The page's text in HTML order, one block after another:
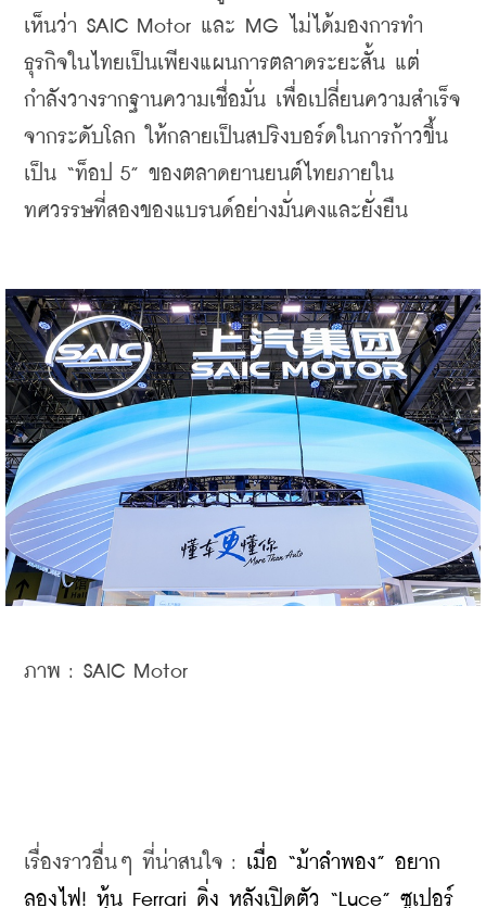
เห็นว่า SAIC Motor และ MG ไม่ได้มองการทำ
ธุรกิจในไทยเป็นเพียงแผนการตลาดระยะสั้น แต่
กำลังวางรากฐานความเชื่อมั่น เพื่อเปลี่ยนความสำเร็จ
จากระดับโลก ให้กลายเป็นสปริงบอร์ดในการก้าวขึ้น
เป็น “ท็อป 5” ของตลาดยานยนต์ไทยภายใน
ทศวรรษที่สองของแบรนด์อย่างมั่นคงและยั่งยืน
ภาพ : SAIC Motor
เรื่องราวอื่นๆ ที่น่าสนใจ : เมื่อ “ม้าลำพอง” อยาก
ลองไฟ! หุ้น Ferrari ดิ่ง หลังเปิดตัว “Luce” ซูเปอร์